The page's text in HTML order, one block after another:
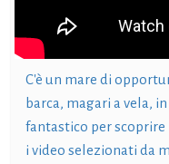
C'è un mare di
barca, magari a vela,
fantastico per
i video selezionati da